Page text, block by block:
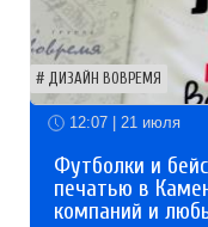
ДИЗАЙН ВОВРЕМЯ
12:07 | 21 июля
Футболки и
печатью в
компаний и